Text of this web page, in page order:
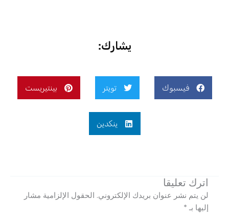
يشارك:
فيسبوك تويتر بينتيريست
ينكدين
اترك تعليقا
لن يتم نشر عنوان بريدك الإلكتروني. الحقول الإلزامية مشار
إليها بـ *